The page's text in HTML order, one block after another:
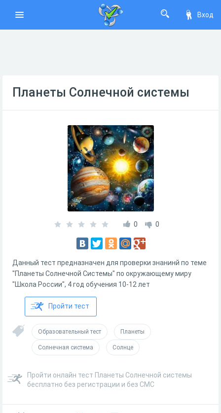
Вход
Планеты Солнечной системы
0 0
Данный тест предназначен для проверки знанинй по теме
"Планеты Солнечной Системы" по окружающему миру
"Школа России", 4 год обучения 10-12 лет
Пройти тест
Образовательный тест Планеты
Солнечная система Солнце
Пройти онлайн тест Планеты Солнечной системы
бесплатно без регистрации и без СМС